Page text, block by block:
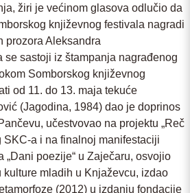
žiri je većinom glasova odlučio da
književnog festivala nagradi
prozora Aleksandra
se sastoji iz štampanja nagrađenog
Somborskog književnog
od 11. do 13. maja tekuće
(Jagodina, 1984) dao je doprinos
učestvovao na projektu „Reč
SKC-a i na finalnoj manifestaciji
„Dani poezije“ u Zaječaru, osvojio
kulture mladih u Knjaževcu, izdao
(2012) u izdanju fondacije